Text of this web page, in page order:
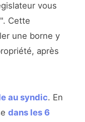
vous
Cette
une borne y
après
au syndic. En
dans les 6